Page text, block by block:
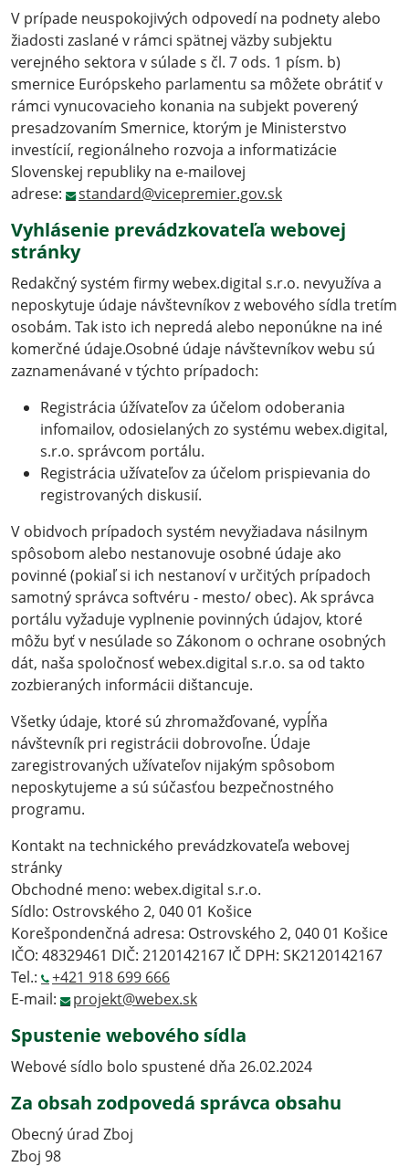
V prípade neuspokojivých odpovedí na podnety alebo
žiadosti zaslané v rámci spätnej väzby subjektu
verejného sektora v súlade s čl. 7 ods. 1 písm. b)
smernice Európskeho parlamentu sa môžete obrátiť v
rámci vynucovacieho konania na subjekt poverený
presadzovaním Smernice, ktorým je Ministerstvo
investícií, regionálneho rozvoja a informatizácie
Slovenskej republiky na e-mailovej
adrese:
standard@vicepremier.gov.sk
Vyhlásenie prevádzkovateľa webovej
stránky
Redakčný systém firmy webex.digital s.r.o. nevyužíva a
neposkytuje údaje návštevníkov z webového sídla tretím
osobám. Tak isto ich nepredá alebo neponúkne na iné
komerčné údaje.Osobné údaje návštevníkov webu sú
zaznamenávané v týchto prípadoch:
Registrácia úžívateľov za účelom odoberania
infomailov, odosielaných zo systému webex.digital,
s.r.o. správcom portálu.
Registrácia užívateľov za účelom prispievania do
registrovaných diskusií.
V obidvoch prípadoch systém nevyžiadava násilnym
spôsobom alebo nestanovuje osobné údaje ako
povinné (pokiaľ si ich nestanoví v určitých prípadoch
samotný správca softvéru - mesto/ obec). Ak správca
portálu vyžaduje vyplnenie povinných údajov, ktoré
môžu byť v nesúlade so Zákonom o ochrane osobných
dát, naša spoločnosť webex.digital s.r.o. sa od takto
zozbieraných informácii dištancuje.
Všetky údaje, ktoré sú zhromažďované, vypĺňa
návštevník pri registrácii dobrovoľne. Údaje
zaregistrovaných užívateľov nijakým spôsobom
neposkytujeme a sú súčasťou bezpečnostného
programu.
Kontakt na technického prevádzkovateľa webovej
stránky
Obchodné meno: webex.digital s.r.o.
Sídlo: Ostrovského 2, 040 01 Košice
Korešpondenčná adresa: Ostrovského 2, 040 01 Košice
IČO: 48329461 DIČ: 2120142167 IČ DPH: SK2120142167
Tel.:
+421 918 699 666
E-mail:
projekt@webex.sk
Spustenie webového sídla
Webové sídlo bolo spustené dňa 26.02.2024
Za obsah zodpovedá správca obsahu
Obecný úrad Zboj
Zboj 98